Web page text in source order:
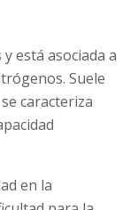
está asociada a
Suele
caracteriza
en la